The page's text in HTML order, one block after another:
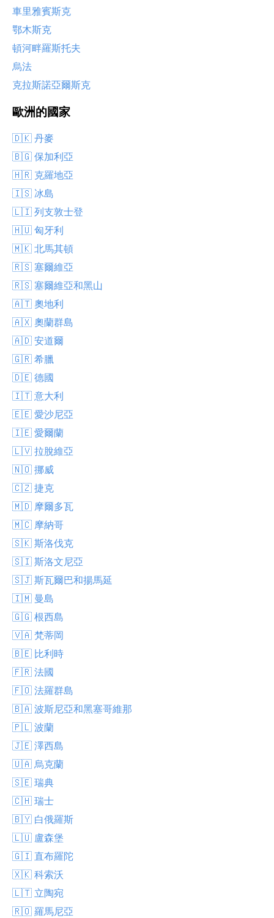
車里雅賓斯克
鄂木斯克
頓河畔羅斯托夫
烏法
克拉斯諾亞爾斯克
歐洲的國家
🇩🇰 丹麥
🇧🇬 保加利亞
🇭🇷 克羅地亞
🇮🇸 冰島
🇱🇮 列支敦士登
🇭🇺 匈牙利
🇲🇰 北馬其頓
🇷🇸 塞爾維亞
🇷🇸 塞爾維亞和黑山
🇦🇹 奧地利
🇦🇽 奧蘭群島
🇦🇩 安道爾
🇬🇷 希臘
🇩🇪 德國
🇮🇹 意大利
🇪🇪 愛沙尼亞
🇮🇪 愛爾蘭
🇱🇻 拉脫維亞
🇳🇴 挪威
🇨🇿 捷克
🇲🇩 摩爾多瓦
🇲🇨 摩納哥
🇸🇰 斯洛伐克
🇸🇮 斯洛文尼亞
🇸🇯 斯瓦爾巴和揚馬延
🇮🇲 曼島
🇬🇬 根西島
🇻🇦 梵蒂岡
🇧🇪 比利時
🇫🇷 法國
🇫🇴 法羅群島
🇧🇦 波斯尼亞和黑塞哥維那
🇵🇱 波蘭
🇯🇪 澤西島
🇺🇦 烏克蘭
🇸🇪 瑞典
🇨🇭 瑞士
🇧🇾 白俄羅斯
🇱🇺 盧森堡
🇬🇮 直布羅陀
🇽🇰 科索沃
🇱🇹 立陶宛
🇷🇴 羅馬尼亞